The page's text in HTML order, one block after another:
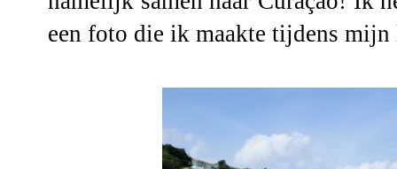
een foto die ik maakte tijdens mijn